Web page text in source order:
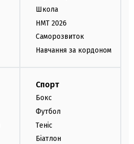
Школа
НМТ 2026
Саморозвиток
Навчання за кордоном
Спорт
Бокс
Футбол
Теніс
Біатлон